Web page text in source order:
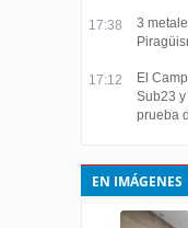
17:38
3
17:12
El
Sub23
prueba
EN IMÁGENES